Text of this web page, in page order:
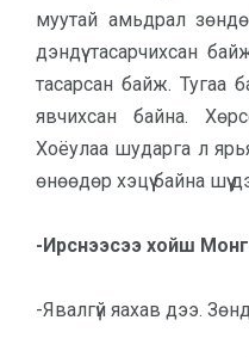
муутай амьдрал
дэндүү тасарчихсан
тасарсан байж. Тугаа
явчихсан байна.
Хоёулаа шударга л
өнөөдөр хэцүү байна шүү
-Ирснээсээ хойш
-Явалгүй яахав дээ.